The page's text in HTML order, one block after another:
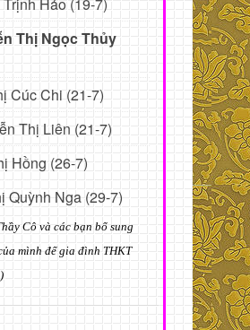
Hảo (19-7)
Thị Ngọc Thủy
Cúc Chi (21-7)
Thị Liên (21-7)
Hồng (26-7)
Quỳnh Nga (29-7)
Cô và các bạn bổ sung
mình để gia đình THKT